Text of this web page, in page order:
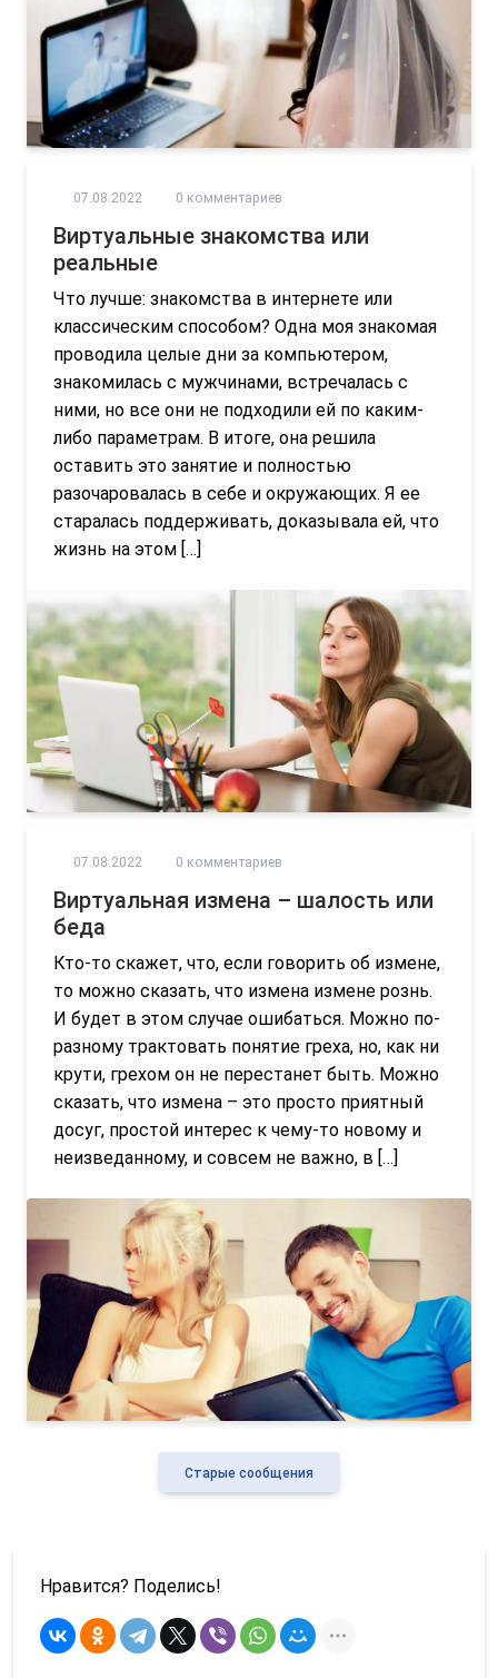
07.08.2022 0 комментариев
Виртуальные знакомства или
реальные
Что лучше: знакомства в интернете или
классическим способом? Одна моя знакомая
проводила целые дни за компьютером,
знакомилась с мужчинами, встречалась с
ними, но все они не подходили ей по каким-
либо параметрам. В итоге, она решила
оставить это занятие и полностью
разочаровалась в себе и окружающих. Я ее
старалась поддерживать, доказывала ей, что
жизнь на этом […]
07.08.2022 0 комментариев
Виртуальная измена – шалость или
беда
Кто-то скажет, что, если говорить об измене,
то можно сказать, что измена измене рознь.
И будет в этом случае ошибаться. Можно по-
разному трактовать понятие греха, но, как ни
крути, грехом он не перестанет быть. Можно
сказать, что измена – это просто приятный
досуг, простой интерес к чему-то новому и
неизведанному, и совсем не важно, в […]
Старые сообщения
Нравится? Поделись!